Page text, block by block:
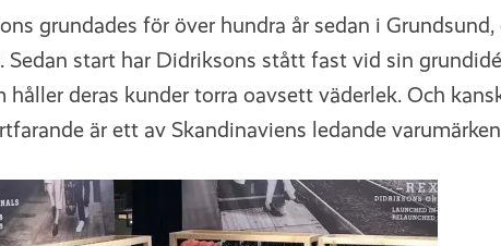
grundades för över hundra år sedan i
Sedan start har Didriksons stått fast vid sin
deras kunder torra oavsett väderlek. Och
är ett av Skandinaviens ledande